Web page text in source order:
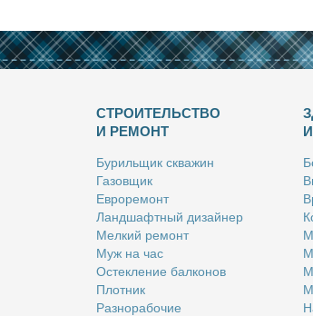
СТРОИТЕЛЬСТВО
И РЕМОНТ
Бу­риль­щик сква­жин
Га­зов­щик
Ев­ро­ре­монт
Ланд­шафт­ный ди­зай­нер
Мел­кий ре­монт
Муж на час
Остек­ле­ние бал­ко­нов
Плот­ник
Раз­но­ра­бо­чие